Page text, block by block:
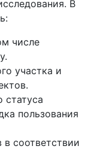
В
числе
участка и
статуса
пользования
в соответствии